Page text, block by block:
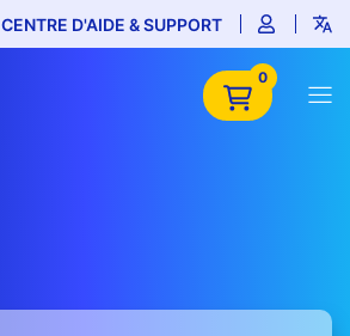
CENTRE D'AIDE & SUPPORT
0